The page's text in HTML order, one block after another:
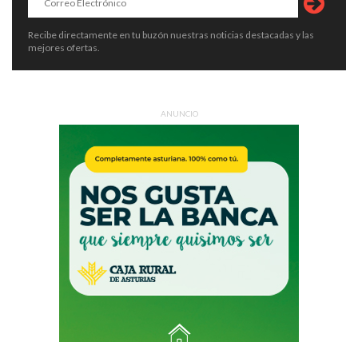
Recibe directamente en tu buzón nuestras noticias destacadas y las
mejores ofertas.
ANUNCIO